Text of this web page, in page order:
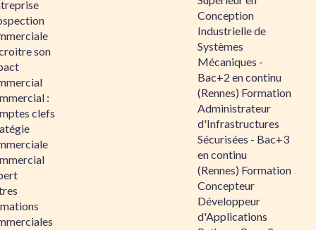
son
:
clefs
Conception
Industrielle de
Systèmes
Mécaniques -
Bac+2 en continu
(Rennes) Formation
Administrateur
d'Infrastructures
Sécurisées - Bac+3
en continu
(Rennes) Formation
Concepteur
Développeur
d'Applications